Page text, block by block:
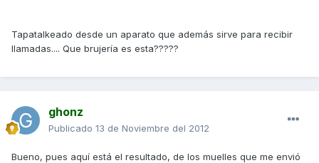
Tapatalkeado desde un aparato que además sirve para recibir
llamadas.... Que brujería es esta?????
ghonz
Publicado 13 de Noviembre del 2012
Bueno, pues aquí está el resultado, de los muelles que me envió